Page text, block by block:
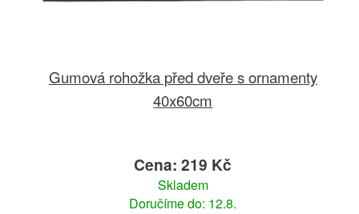
Gumová rohožka před dveře s ornamenty
40x60cm
Cena: 219 Kč
Skladem
Doručíme do: 12.8.